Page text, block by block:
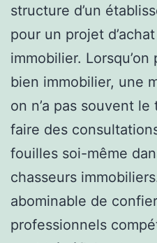
structure d’un
pour un projet
immobilier.
bien immobilier, une
on n’a pas souvent
faire des
fouilles soi-même
chasseurs
abominable de
professionnels